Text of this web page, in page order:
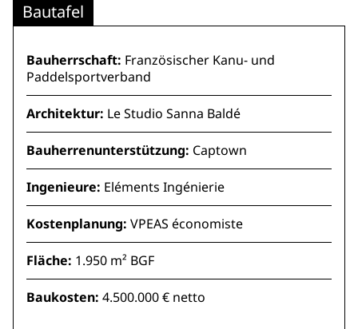
Bautafel
Bauherrschaft: Französischer Kanu- und
Paddelsportverband
Architektur: Le Studio Sanna Baldé
Bauherrenunterstützung: Captown
Ingenieure: Eléments Ingénierie
Kostenplanung: VPEAS économiste
Fläche: 1.950 m² BGF
Baukosten: 4.500.000 € netto